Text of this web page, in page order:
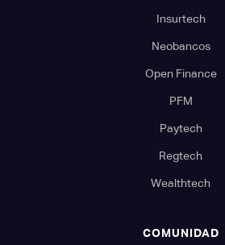
Insurtech
Neobancos
Open Finance
PFM
Paytech
Regtech
Wealthtech
COMUNIDAD